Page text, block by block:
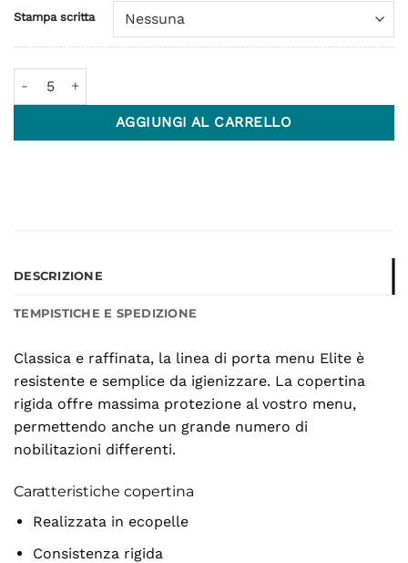
Stampa scritta
AGGIUNGI AL CARRELLO
DESCRIZIONE
TEMPISTICHE E SPEDIZIONE
Classica e raffinata, la linea di porta menu Elite è
resistente e semplice da igienizzare. La copertina
rigida offre massima protezione al vostro menu,
permettendo anche un grande numero di
nobilitazioni differenti.
Caratteristiche copertina
Realizzata in ecopelle
Consistenza rigida